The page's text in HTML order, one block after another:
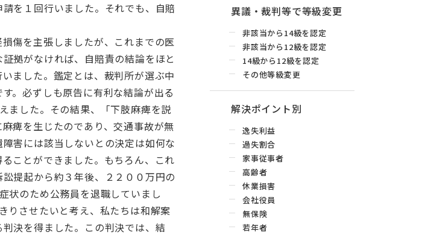
を１回行いました。それでも、自賠
傷を主張しましたが、これまでの医
拠がなければ、自賠責の結論をほと
ました。鑑定とは、裁判所が選ぶ中
。必ずしも原告に有利な結論が出る
ました。その結果、「下肢麻痺を説
痺を生じたのであり、交通事故が無
害には該当しないとの決定は如何な
ことができました。もちろん、これ
提起から約３年後、２２００万円の
状のため公務員を退職していまし
りさせたいと考え、私たちは和解案
決を得ました。この判決では、結
異議・裁判等で等級変更
非該当から14級を認定
非該当から12級を認定
14級から12級を認定
その他等級変更
解決ポイント別
逸失利益
過失割合
家事従事者
高齢者
休業損害
会社役員
無保険
若年者